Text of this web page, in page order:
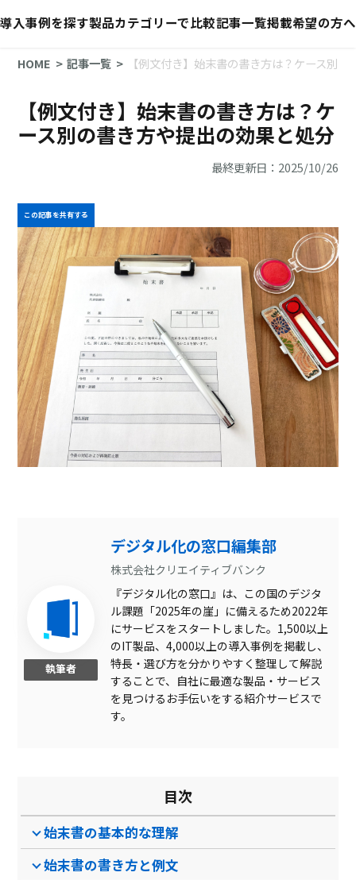
導入事例を探す製品カテゴリーで比較記事一覧掲載希望の方へ
HOME 記事一覧 【例文付き】始末書の書き方は？ケース別
【例文付き】始末書の書き方は？ケ
ース別の書き方や提出の効果と処分
最終更新日：2025/10/26
この記事を共有する
執筆者
デジタル化の窓口編集部
株式会社クリエイティブバンク
『デジタル化の窓口』は、この国のデジタ
ル課題「2025年の崖」に備えるため2022年
にサービスをスタートしました。1,500以上
のIT製品、4,000以上の導入事例を掲載し、
特長・選び方を分かりやすく整理して解説
することで、自社に最適な製品・サービス
を見つけるお手伝いをする紹介サービスで
す。
目次
始末書の基本的な理解
始末書の書き方と例文